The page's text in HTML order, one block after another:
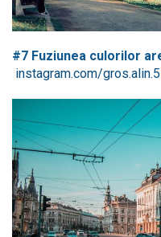
#7 Fuziunea culorilor
instagram.com/gros.alin.5